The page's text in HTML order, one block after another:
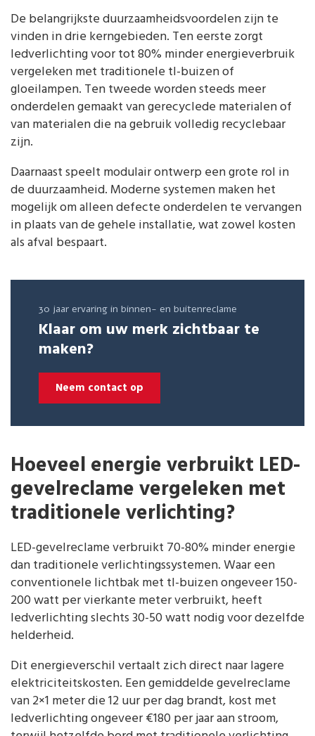
De belangrijkste duurzaamheidsvoordelen zijn te
vinden in drie kerngebieden. Ten eerste zorgt
ledverlichting voor tot 80% minder energieverbruik
vergeleken met traditionele tl-buizen of
gloeilampen. Ten tweede worden steeds meer
onderdelen gemaakt van gerecyclede materialen of
van materialen die na gebruik volledig recyclebaar
zijn.
Daarnaast speelt modulair ontwerp een grote rol in
de duurzaamheid. Moderne systemen maken het
mogelijk om alleen defecte onderdelen te vervangen
in plaats van de gehele installatie, wat zowel kosten
als afval bespaart.
30 jaar ervaring in binnen- en buitenreclame
Klaar om uw merk zichtbaar te
maken?
Neem contact op
Hoeveel energie verbruikt LED-
gevelreclame vergeleken met
traditionele verlichting?
LED-gevelreclame verbruikt 70-80% minder energie
dan traditionele verlichtingssystemen. Waar een
conventionele lichtbak met tl-buizen ongeveer 150-
200 watt per vierkante meter verbruikt, heeft
ledverlichting slechts 30-50 watt nodig voor dezelfde
helderheid.
Dit energieverschil vertaalt zich direct naar lagere
elektriciteitskosten. Een gemiddelde gevelreclame
van 2×1 meter die 12 uur per dag brandt, kost met
ledverlichting ongeveer €180 per jaar aan stroom,